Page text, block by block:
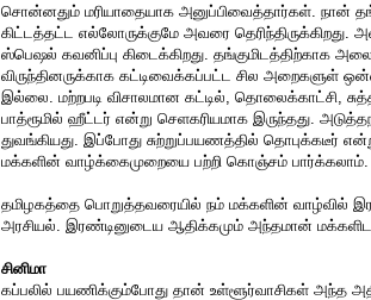
சொன்னதும் மரியாதையாக அனுப்பிவைத்தார்கள். நான்
கிட்டத்தட்ட எல்லோருக்குமே அவரை
ஸ்பெஷல் கவனிப்பு கிடைக்கிறது. தங்குமிடத்திற்காக
விருந்தினருக்காக கட்டிவைக்கப்பட்ட சில அறைகளுள்
இல்லை. மற்றபடி விசாலமான கட்டில், தொலைக்காட்சி,
பாத்ரூமில் ஹீட்டர் என்று செளகரியமாக இருந்தது.
துவங்கியது. இப்போது சுற்றுப்பயணத்தில் தொபுக்கடீர்
மக்களின் வாழ்க்கைமுறையை பற்றி கொஞ்சம் பார்க்கலாம்.
தமிழகத்தை பொறுத்தவரையில் நம் மக்களின் வாழ்வில்
அரசியல். இரண்டினுடைய ஆதிக்கமும் அந்தமான்
சினிமா
கப்பலில் பயணிக்கும்போது தான் உள்ளூர்வாசிகள் அந்த